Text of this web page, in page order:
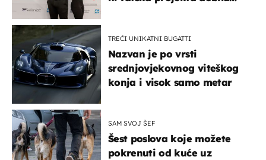
TREĆI UNIKATNI BUGATTI
Nazvan je po vrsti
srednjovjekovnog viteškog
konja i visok samo metar
SAM SVOJ ŠEF
Šest poslova koje možete
pokrenuti od kuće uz